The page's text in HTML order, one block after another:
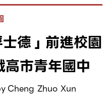
德」前進校園
市青年國中
Cheng Zhuo Xun